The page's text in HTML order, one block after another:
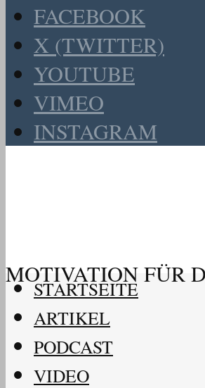
FACEBOOK
X (TWITTER)
YOUTUBE
VIMEO
INSTAGRAM
MOTIVATION FÜR
STARTSEITE
ARTIKEL
PODCAST
VIDEO